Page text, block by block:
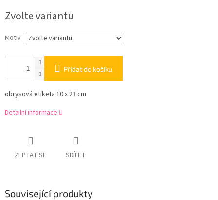
cena:
Zvolte variantu
Motiv
Přidat do košíku
obrysová etiketa 10 x 23 cm
Detailní informace
ZEPTAT SE SDÍLET
Související produkty